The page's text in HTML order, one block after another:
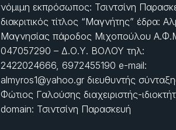
νόμιμη εκπρόσωπος: Τσιντσίνη
διακριτικός τίτλος “Μαγνήτης” έδρα:
Μαγνησίας πάροδος Μιχοπούλου
047057290 – Δ.Ο.Υ. ΒΟΛΟΥ τηλ:
2422024666, 6972455190 e-mail:
almyros1@yahoo.gr διευθυντής
Φώτιος Γαλούσης διαχειριστής-
domain: Τσιντσίνη Παρασκευή